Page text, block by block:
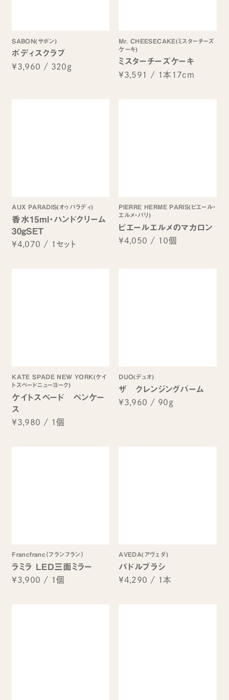
SABON(サボン)
ボディスクラブ
¥3,960 / 320g
Mr. CHEESECAKE(ミスターチーズ
ケーキ)
ミスターチーズケーキ
¥3,591 / 1本17cm
AUX PARADIS(オゥパラディ)
香水15ml・ハンドクリーム
30gSET
¥4,070 / 1セット
PIERRE HERME PARIS(ピエール・
エルメ・パリ)
ピエールエルメのマカロン
¥4,050 / 10個
KATE SPADE NEW YORK(ケイ
トスペードニューヨーク)
ケイトスペード ペンケー
ス
¥3,980 / 1個
DUO(デュオ)
ザ クレンジングバーム
¥3,960 / 90g
Francfranc（フランフラン）
ラミラ LED三面ミラー
¥3,900 / 1個
AVEDA(アヴェダ)
パドルブラシ
¥4,290 / 1本